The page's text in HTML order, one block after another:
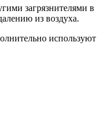
загрязнителями в
из воздуха.
используют